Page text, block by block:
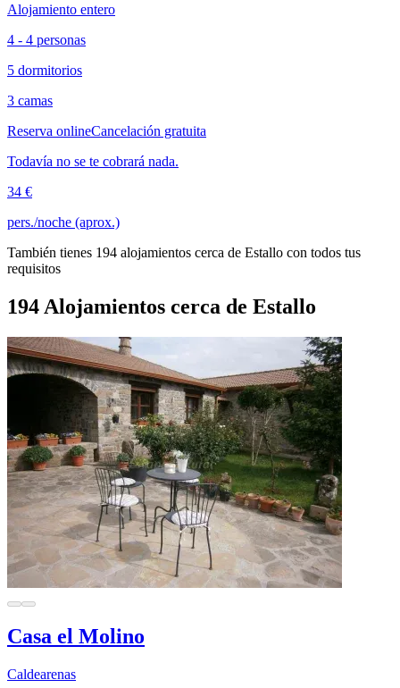
Alojamiento entero
4 - 4 personas
5 dormitorios
3 camas
Reserva onlineCancelación gratuita
Todavía no se te cobrará nada.
34 €
pers./noche (aprox.)
También tienes 194 alojamientos cerca de Estallo con todos tus
requisitos
194 Alojamientos cerca de Estallo
Casa el Molino
Caldearenas